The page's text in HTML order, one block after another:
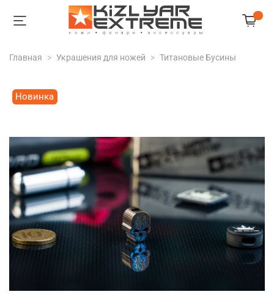
Главная Украшения для ножей Титановые Бусины
Новинка